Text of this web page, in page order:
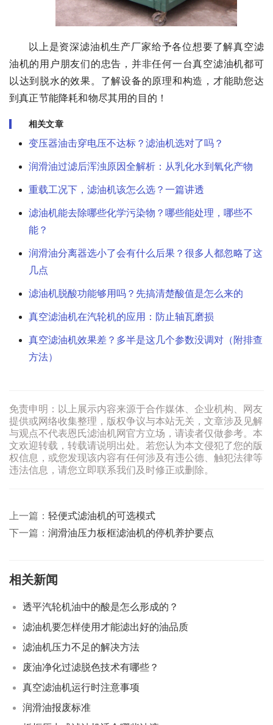
以上是资深滤油机生产厂家给予各位想要了解真空滤
油机的用户朋友们的忠告，并非任何一台真空滤油机都可
以达到脱水的效果。了解设备的原理和构造，才能助您达
到真正节能降耗和物尽其用的目的！
相关文章
变压器油击穿电压不达标？滤油机选对了吗？
润滑油过滤后浑浊原因全解析：从乳化水到氧化产物
重载工况下，滤油机该怎么选？一篇讲透
滤油机能去除哪些化学污染物？哪些能处理，哪些不
能？
润滑油分离器选小了会有什么后果？很多人都忽略了这
几点
滤油机脱酸功能够用吗？先搞清楚酸值是怎么来的
真空滤油机在汽轮机的应用：防止轴瓦磨损
真空滤油机效果差？多半是这几个参数没调对（附排查
方法）
免责申明：以上展示内容来源于合作媒体、企业机构、网友
提供或网络收集整理，版权争议与本站无关，文章涉及见解
与观点不代表恩氏滤油机网官方立场，请读者仅做参考。本
文欢迎转载，转载请说明出处。若您认为本文侵犯了您的版
权信息，或您发现该内容有任何涉及有违公德、触犯法律等
违法信息，请您立即联系我们及时修正或删除。
上一篇： 轻便式滤油机的可选模式
下一篇： 润滑油压力板框滤油机的停机养护要点
相关新闻
透平汽轮机油中的酸是怎么形成的？
滤油机要怎样使用才能滤出好的油品质
滤油机压力不足的解决方法
废油净化过滤脱色技术有哪些？
真空滤油机运行时注意事项
润滑油报废标准